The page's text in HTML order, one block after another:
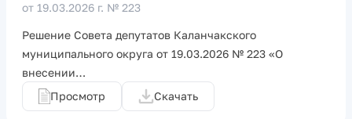
от 19.03.2026 г. № 223
Решение Совета депутатов Каланчакского
муниципального округа от 19.03.2026 № 223 «О
внесении…
Просмотр
Скачать